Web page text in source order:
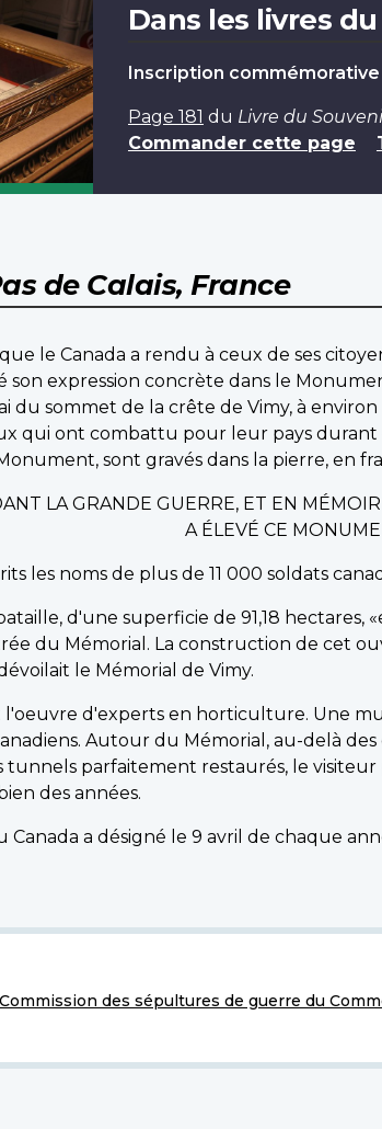
Dans les livres
Inscription commémorative
Page 181 du Livre du
Commander cette page
de Calais, France
le Canada a rendu à ceux de ses
expression concrète dans le
du sommet de la crête de Vimy, à
qui ont combattu pour leur pays
sont gravés dans la pierre, en
LA GRANDE GUERRE, ET EN
A ÉLEVÉ CE
les noms de plus de 11 000 soldats
d'une superficie de 91,18 hectares,
du Mémorial. La construction de cet
le Mémorial de Vimy.
d'experts en horticulture. Une
Autour du Mémorial, au-delà
tunnels parfaitement restaurés, le
des années.
a désigné le 9 avril de chaque
Commission des sépultures de guerre du